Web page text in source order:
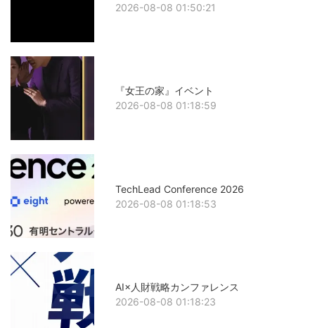
2026-08-08 01:50:21
『女王の家』イベント
2026-08-08 01:18:59
TechLead Conference 2026
2026-08-08 01:18:53
AI×人財戦略カンファレンス
2026-08-08 01:18:23